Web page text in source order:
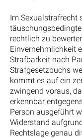
Im Sexualstrafrecht
rechtlich zu
Einvernehmlichkeit
Strafbarkeit nach
Strafgesetzbuchs
kommt es auf ein
zwingend voraus,
erkennbar
Person ausgeführt
Widerstand
Rechtslage genau